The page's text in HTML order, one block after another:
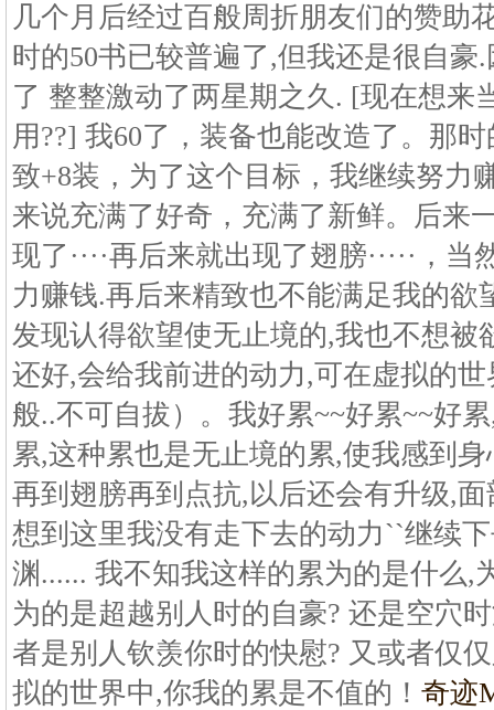
几个月后经过百般周折朋友们的赞助
时的50书已较普遍了,但我还是很自豪
了 整整激动了两星期之久. [现在想来
用??] 我60了，装备也能改造了。那
致+8装，为了这个目标，我继续努力
来说充满了好奇，充满了新鲜。后来
现了····再后来就出现了翅膀·····，
力赚钱.再后来精致也不能满足我的欲
发现认得欲望使无止境的,我也不想被
还好,会给我前进的动力,可在虚拟的
般..不可自拔）。我好累~~好累~~好
累,这种累也是无止境的累,使我感到
再到翅膀再到点抗,以后还会有升级,
想到这里我没有走下去的动力``继续
渊...... 我不知我这样的累为的是什么,
为的是超越别人时的自豪? 还是空穴
者是别人钦羡你时的快慰? 又或者仅
拟的世界中,你我的累是不值的！ 奇迹